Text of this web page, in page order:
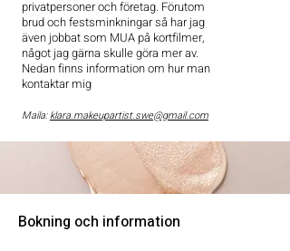
privatpersoner och företag. Förutom
brud och festsminkningar så har jag
även jobbat som MUA på kortfilmer,
något jag gärna skulle göra mer av.
Nedan finns information om hur man
kontaktar mig
Maila:klara.makeupartist.swe@gmail.com
Bokning och information